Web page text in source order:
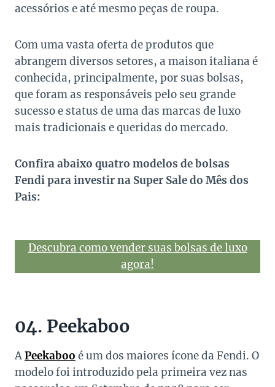
acessórios e até mesmo peças de roupa.
Com uma vasta oferta de produtos que
abrangem diversos setores, a maison italiana é
conhecida, principalmente, por suas bolsas,
que foram as responsáveis pelo seu grande
sucesso e status de uma das marcas de luxo
mais tradicionais e queridas do mercado.
Confira abaixo quatro modelos de bolsas
Fendi para investir na Super Sale do Mês dos
Pais:
Descubra como vender suas bolsas de luxo
agora!
04. Peekaboo
APeekaboo é um dos maiores ícone da Fendi. O
modelo foi introduzido pela primeira vez nas